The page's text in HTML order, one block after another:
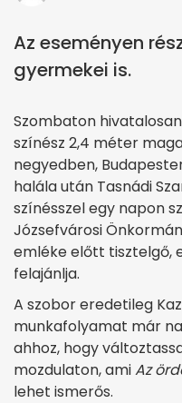
Az eseményen
gyermekei is.
Szombaton
színész 2,4 méter
negyedben,
halála után Tasnádi
színésszel egy napon
Józsefvárosi
emléke előtt tisztelgő,
felajánlja.
A szobor eredetileg
munkafolyamat már
ahhoz, hogy
mozdulaton, amiAz
lehet ismerős.